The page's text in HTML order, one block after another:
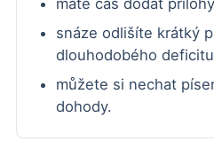
máte čas dodat
snáze odlišíte krátký
dlouhodobého
můžete si nechat
dohody.